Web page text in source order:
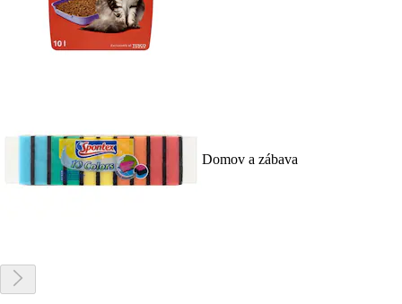
Domov a zábava